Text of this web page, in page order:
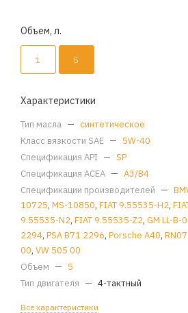
Объем, л.
1 5
Характеристики
Тип масла — синтетическое
Класс вязкости SAE — 5W-40
Спецификация API — SP
Спецификация ACEA — A3/B4
Спецификации производителей —
10725, MS-10850, FIAT 9.55535-H2,
9.55535-N2, FIAT 9.55535-Z2, GM LL-B-
2294, PSA B71 2296, Porsche A40,
00, VW 505 00
Объем — 5
Тип двигателя — 4-тактный
Все характеристики